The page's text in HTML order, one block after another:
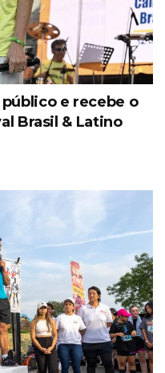
e recebe o
Brasil & Latino